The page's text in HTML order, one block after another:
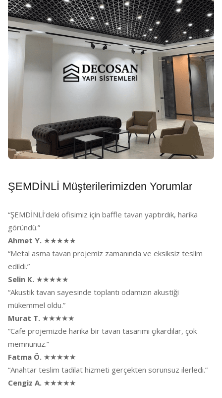
ŞEMDİNLİ Müşterilerimizden Yorumlar
“ŞEMDİNLİ'deki ofisimiz için baffle tavan yaptırdık, harika
göründü.”
Ahmet Y. ★★★★★
“Metal asma tavan projemiz zamanında ve eksiksiz teslim
edildi.”
Selin K. ★★★★★
“Akustik tavan sayesinde toplantı odamızın akustiği
mükemmel oldu.”
Murat T. ★★★★★
“Cafe projemizde harika bir tavan tasarımı çıkardılar, çok
memnunuz.”
Fatma Ö. ★★★★★
“Anahtar teslim tadilat hizmeti gerçekten sorunsuz ilerledi.”
Cengiz A. ★★★★★